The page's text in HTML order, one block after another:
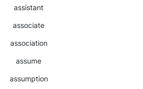
assistant
associate
association
assume
assumption